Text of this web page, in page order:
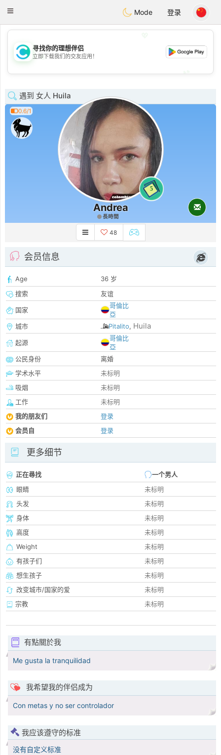
Citas
Toggle
Mode 登录
💖
💕
寻找你的理想伴侣
立即下载我们的交友应用！
遇到 女人 Huila
0.6/1
5
Andrea
長時間
48
会员信息
Age
36 岁
搜索
友谊
国家
哥倫比
亞
城市
Pitalito, Huila
起源
哥倫比
亞
公民身份
离婚
学术水平
未标明
吸烟
未标明
工作
未标明
我的朋友们
登录
会员自
登录
更多细节
正在尋找
一个男人
眼睛
未标明
头发
未标明
身体
未标明
高度
未标明
Weight
未标明
有孩子们
未标明
想生孩子
未标明
改变城市/国家的爱
未标明
宗教
未标明
有點關於我
Me gusta la tranquilidad
我希望我的伴侣成为
Con metas y no ser controlador
我应该遵守的标准
没有自定义标准